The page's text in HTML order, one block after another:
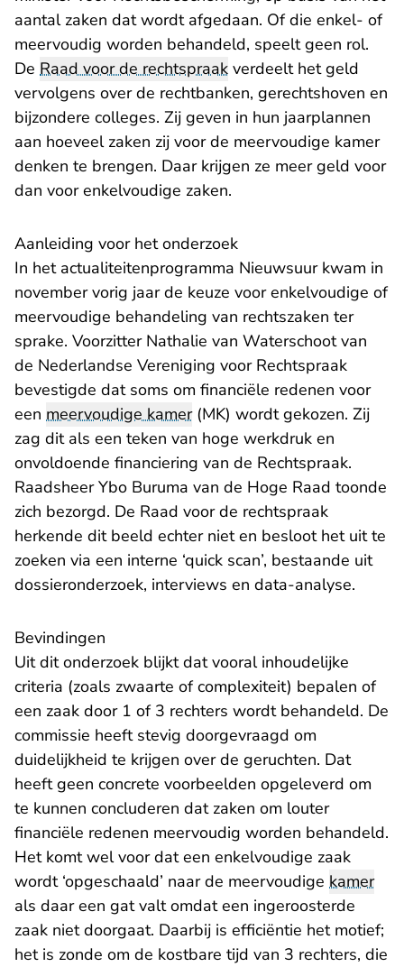
aantal zaken dat wordt afgedaan. Of die enkel- of
meervoudig worden behandeld, speelt geen rol.
De Raad voor de rechtspraak verdeelt het geld
vervolgens over de rechtbanken, gerechtshoven en
bijzondere colleges. Zij geven in hun jaarplannen
aan hoeveel zaken zij voor de meervoudige kamer
denken te brengen. Daar krijgen ze meer geld voor
dan voor enkelvoudige zaken.
Aanleiding voor het onderzoek
In het actualiteitenprogramma Nieuwsuur kwam in
november vorig jaar de keuze voor enkelvoudige of
meervoudige behandeling van rechtszaken ter
sprake. Voorzitter Nathalie van Waterschoot van
de Nederlandse Vereniging voor Rechtspraak
bevestigde dat soms om financiële redenen voor
een meervoudige kamer(MK) wordt gekozen. Zij
zag dit als een teken van hoge werkdruk en
onvoldoende financiering van de Rechtspraak.
Raadsheer Ybo Buruma van de Hoge Raad toonde
zich bezorgd. De Raad voor de rechtspraak
herkende dit beeld echter niet en besloot het uit te
zoeken via een interne ‘quick scan’, bestaande uit
dossieronderzoek, interviews en data-analyse.
Bevindingen
Uit dit onderzoek blijkt dat vooral inhoudelijke
criteria (zoals zwaarte of complexiteit) bepalen of
een zaak door 1 of 3 rechters wordt behandeld. De
commissie heeft stevig doorgevraagd om
duidelijkheid te krijgen over de geruchten. Dat
heeft geen concrete voorbeelden opgeleverd om
te kunnen concluderen dat zaken om louter
financiële redenen meervoudig worden behandeld.
Het komt wel voor dat een enkelvoudige zaak
wordt ‘opgeschaald’ naar de meervoudige kamer
als daar een gat valt omdat een ingeroosterde
zaak niet doorgaat. Daarbij is efficiëntie het motief;
het is zonde om de kostbare tijd van 3 rechters, die